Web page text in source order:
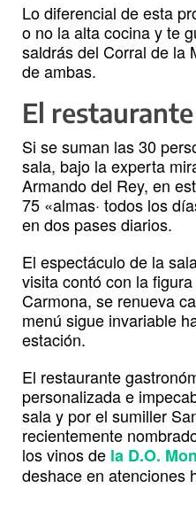
Lo diferencial de esta
o no la alta cocina y te
saldrás del Corral de la
de ambas.
El
Si se suman las 30
sala, bajo la experta
Armando del Rey, en
75 «almas· todos los
en dos pases diarios.
El espectáculo de la
visita contó con la
Carmona, se renueva
menú sigue invariable
estación.
El restaurante
personalizada e
sala y por el sumiller
recientemente
los vinos de la D.O.
deshace en atenciones